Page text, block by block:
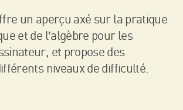
un aperçu axé sur la pratique
et de l’algèbre pour les
et propose des
niveaux de difficulté.